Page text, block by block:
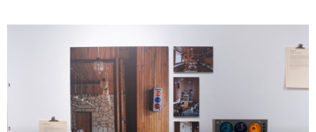
dźwiękowych